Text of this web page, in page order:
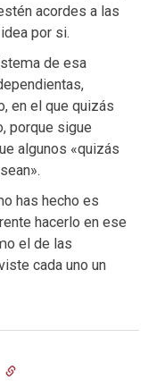
acordes a las
por si.
de esa
en el que quizás
porque sigue
algunos «quizás
has hecho es
hacerlo en ese
el de las
cada uno un